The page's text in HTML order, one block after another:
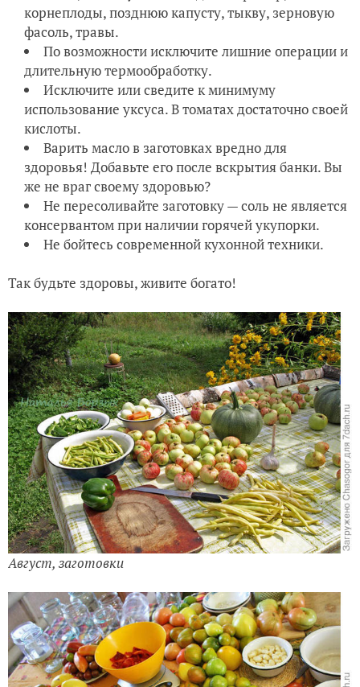
корнеплоды, позднюю капусту, тыкву, зерновую
фасоль, травы.
По возможности исключите лишние операции и
длительную термообработку.
Исключите или сведите к минимуму
использование уксуса. В томатах достаточно своей
кислоты.
Варить масло в заготовках вредно для
здоровья! Добавьте его после вскрытия банки. Вы
же не враг своему здоровью?
Не пересоливайте заготовку — соль не является
консервантом при наличии горячей укупорки.
Не бойтесь современной кухонной техники.
Так будьте здоровы, живите богато!
Август, заготовки